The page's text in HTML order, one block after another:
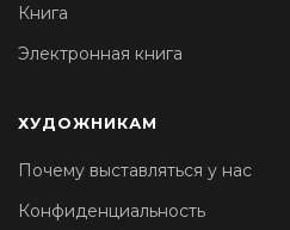
Книга
Электронная книга
ХУДОЖНИКАМ
Почему выставляться у нас
Конфиденциальность